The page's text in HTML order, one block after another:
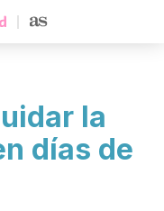
la
días de